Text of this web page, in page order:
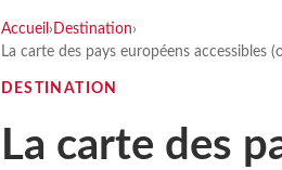
Accueil › Destination›
La carte des pays européens accessibles
DESTINATION
La carte des